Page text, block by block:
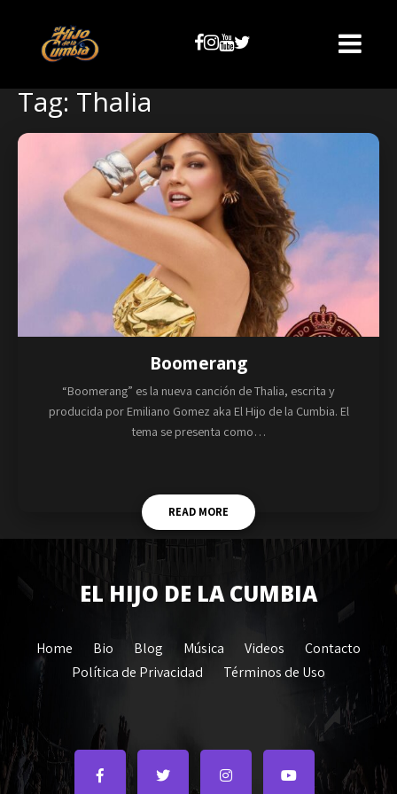
Tag: Thalia
Boomerang
“Boomerang” es la nueva canción de Thalia, escrita y
producida por Emiliano Gomez aka El Hijo de la Cumbia. El
tema se presenta como…
READ MORE
EL HIJO DE LA CUMBIA
Home Bio Blog Música Videos
Contacto
Política de Privacidad
Términos de Uso